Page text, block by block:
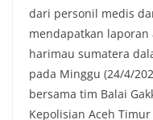
dari personil medis
mendapatkan
harimau sumatera
pada Minggu (24/4/
bersama tim Balai
Kepolisian Aceh